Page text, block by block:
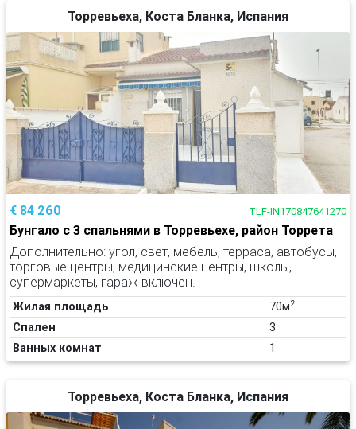
Торревьеха, Коста Бланка, Испания
€ 84 260 TLF-IN170847641270
Бунгало с 3 спальнями в Торревьехе, район Торрета
Дополнительно: угол, свет, мебель, терраса, автобусы,
торговые центры, медицинские центры, школы,
супермаркеты, гараж включен.
Жилая площадь 70м2
Спален
3
Ванных комнат
1
Торревьеха, Коста Бланка, Испания